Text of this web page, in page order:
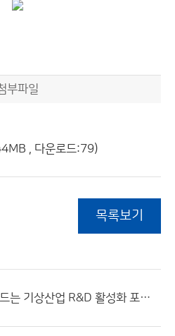
부파일
, 다운로드:79)
목록보기
국민과 함께 만드는 기상산업 R&D 활성화 포럼 개최